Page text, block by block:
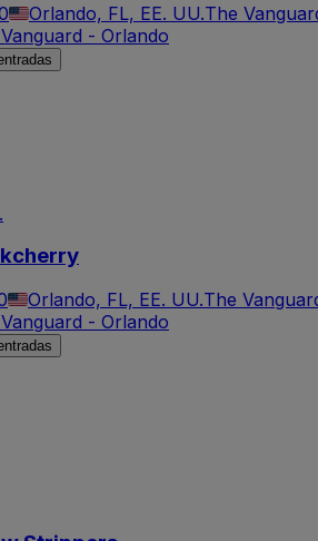
Orlando, FL, EE. UU.The
- Orlando
Orlando, FL, EE. UU.The
- Orlando